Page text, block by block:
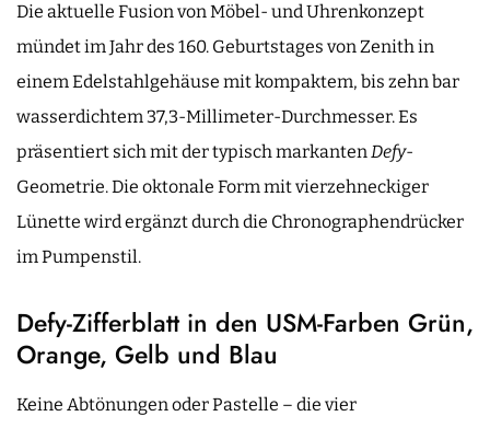
Die aktuelle Fusion von Möbel- und Uhrenkonzept
mündet im Jahr des 160. Geburtstages von Zenith in
einem Edelstahlgehäuse mit kompaktem, bis zehn bar
wasserdichtem 37,3-Millimeter-Durchmesser. Es
präsentiert sich mit der typisch markantenDefy-
Geometrie. Die oktonale Form mit vierzehneckiger
Lünette wird ergänzt durch die Chronographendrücker
im Pumpenstil.
Defy-Zifferblatt in den USM-Farben Grün,
Orange, Gelb und Blau
Keine Abtönungen oder Pastelle – die vier